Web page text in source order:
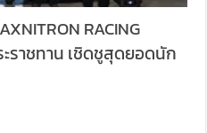
RACING
ราชทาน เชิดชูสุดยอดนัก